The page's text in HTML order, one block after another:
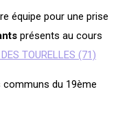
équipe pour une prise
présents au cours
TOURELLES (71)
communs du 19ème